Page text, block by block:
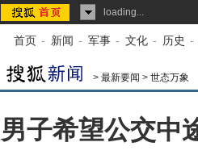
loading...
首页 - 新闻 - 军事 - 文化 - 历史 -
> 最新要闻 > 世态万象
男子希望公交中